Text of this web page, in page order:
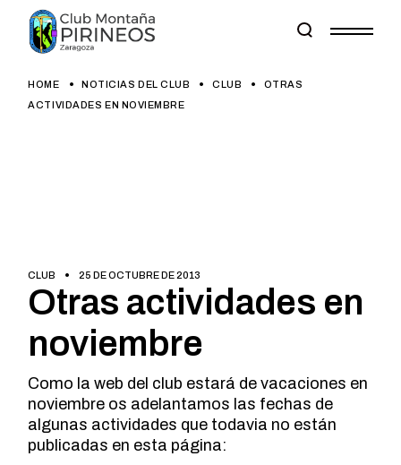
content
HOME NOTICIAS DEL CLUB CLUB
OTRAS
ACTIVIDADES EN NOVIEMBRE
CLUB 25 DE OCTUBRE DE 2013
Otras actividades en
noviembre
Como la web del club estará de vacaciones en
noviembre os adelantamos las fechas de
algunas actividades que todavia no están
publicadas en esta página: